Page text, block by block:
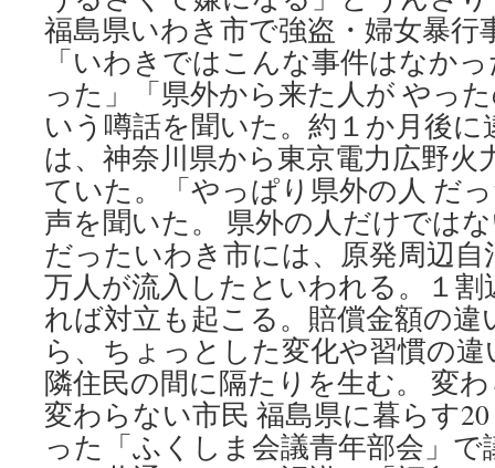
福島県いわき市で強盗・婦女暴行
「いわきではこんな事件はなか
った」「県外から来た人が やっ
いう噂話を聞いた。約１か月後
は、神奈川県から東京電力広野火
ていた。「やっぱり県外の人 だ
声を聞いた。 県外の人だけでは
だったいわき市には、原発周辺
万人が流入したといわれる。１
れば対立も起こる。賠償金額の
ら、ちょっとした変化や習慣の
隣住民の間に隔たりを生む。 変
変わらない市民 福島県に暮らす
った「ふくしま会議青年部会」